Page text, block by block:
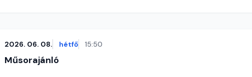
2026. 06. 08. hétfő 15:50
Műsorajánló